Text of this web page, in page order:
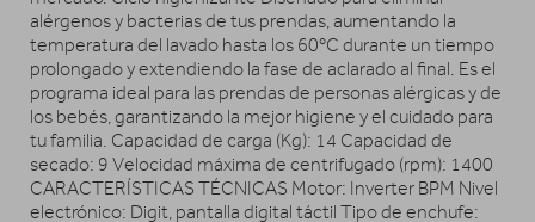
alérgenos y bacterias de tus prendas, aumentando la
temperatura del lavado hasta los 60ºC durante un tiempo
prolongado y extendiendo la fase de aclarado al final. Es el
programa ideal para las prendas de personas alérgicas y de
los bebés, garantizando la mejor higiene y el cuidado para
tu familia. Capacidad de carga (Kg): 14 Capacidad de
secado: 9 Velocidad máxima de centrifugado (rpm): 1400
CARACTERÍSTICAS TÉCNICAS Motor: Inverter BPM Nivel
electrónico: Digit, pantalla digital táctil Tipo de enchufe: